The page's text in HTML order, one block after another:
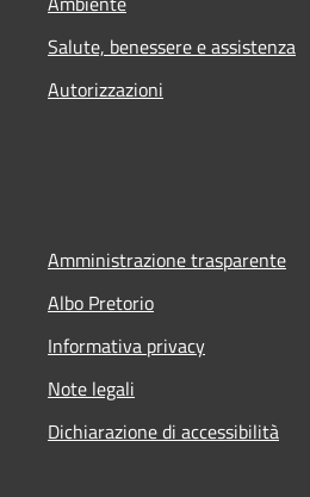
Salute, benessere e assistenza
Autorizzazioni
Amministrazione trasparente
Albo Pretorio
Informativa privacy
Note legali
Dichiarazione di accessibilità